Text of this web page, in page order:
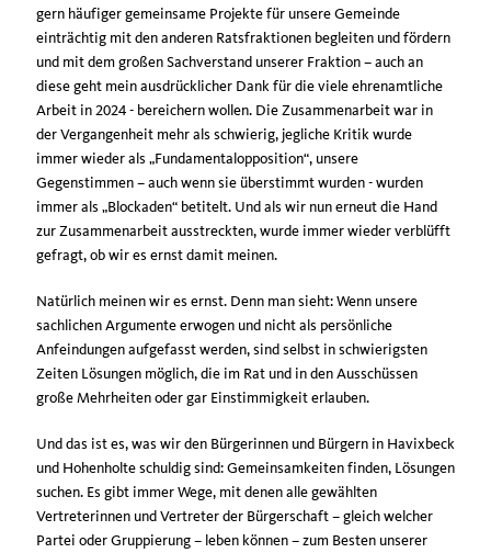
gern häufiger gemeinsame Projekte für unsere Gemeinde
einträchtig mit den anderen Ratsfraktionen begleiten und fördern
und mit dem großen Sachverstand unserer Fraktion – auch an
diese geht mein ausdrücklicher Dank für die viele ehrenamtliche
Arbeit in 2024 - bereichern wollen. Die Zusammenarbeit war in
der Vergangenheit mehr als schwierig, jegliche Kritik wurde
immer wieder als „Fundamentalopposition“, unsere
Gegenstimmen – auch wenn sie überstimmt wurden - wurden
immer als „Blockaden“ betitelt. Und als wir nun erneut die Hand
zur Zusammenarbeit ausstreckten, wurde immer wieder verblüfft
gefragt, ob wir es ernst damit meinen.
Natürlich meinen wir es ernst. Denn man sieht: Wenn unsere
sachlichen Argumente erwogen und nicht als persönliche
Anfeindungen aufgefasst werden, sind selbst in schwierigsten
Zeiten Lösungen möglich, die im Rat und in den Ausschüssen
große Mehrheiten oder gar Einstimmigkeit erlauben.
Und das ist es, was wir den Bürgerinnen und Bürgern in Havixbeck
und Hohenholte schuldig sind: Gemeinsamkeiten finden, Lösungen
suchen. Es gibt immer Wege, mit denen alle gewählten
Vertreterinnen und Vertreter der Bürgerschaft – gleich welcher
Partei oder Gruppierung – leben können – zum Besten unserer